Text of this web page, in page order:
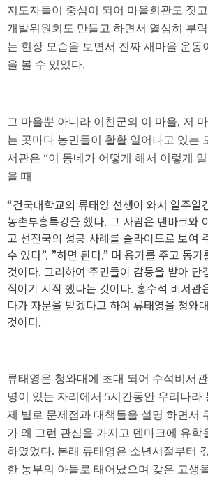
지도자들이 중심이 되어 마을회관도 짓
개발위원회도 만들고 하면서 열심히 부
는 현장 모습을 보면서 진짜 새마을 운동
을 볼 수 있었다.
그 마을뿐 아니라 이천군의 이 마을, 저
는 곳마다 농민들이 활활 일어나고 있는
서관은 “이 동네가 어떻게 해서 이렇게
을 때
“건국대학교의 류태영 선생이 와서 일주일
농촌부흥특강을 했다. 그 사람은 덴마크와
고 선진국의 성공 사례를 슬라이드로 보여
수 있다”. ”하면 된다.” 며 용기를 주고 동
것이다. 그리하여 주민들이 감동을 받아 단
직이기 시작 했다는 것이다. 홍수석 비서관
다가 자문을 받겠다고 하여 류태영을 청와
것이다.
류태영은 청와대에 초대 되어 수석비서
명이 있는 자리에서 5시간동안 우리나라
제 별로 문제점과 대책들을 설명 하면서
가 왜 그런 관심을 가지고 덴마크에 유학
하였었다. 본래 류태영은 소년시절부터
한 농부의 아들로 태어났으며 갖은 고생